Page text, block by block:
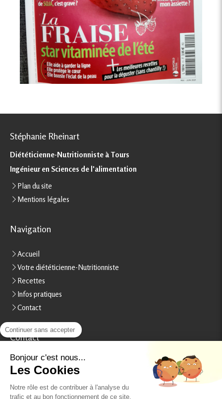
Stéphanie Rheinart
Diététicienne-Nutritionniste à Tours
Ingénieur en Sciences de l'alimentation
Plan du site
Mentions légales
Navigation
Accueil
Votre diététicienne-Nutritionniste
Recettes
Infos pratiques
Contact
Contact
Stéphanie Rheinart
15, boulevard Béranger
France
Continuer sans accepter
Bonjour c'est nous...
Les Cookies
Notre rôle est de contribuer à l'analyse du
trafic et au bon fonctionnement de ce site.